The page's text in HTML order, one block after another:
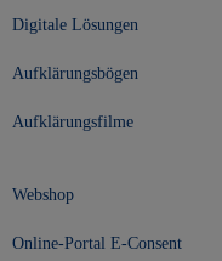
Digitale Lösungen
Aufklärungsbögen
Aufklärungsfilme
Webshop
Online-Portal E-Consent